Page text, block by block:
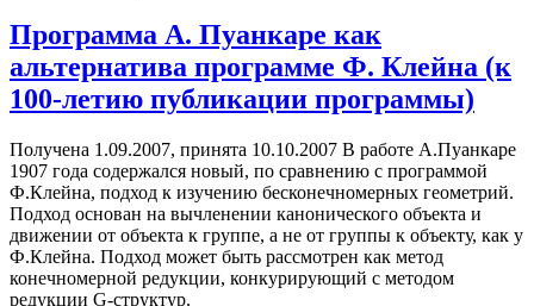
Программа А. Пуанкаре как
альтернатива программе Ф. Клейна (к
100-летию публикации программы)
Получена 1.09.2007, принята 10.10.2007 В работе А.Пуанкаре
1907 года содержался новый, по сравнению с программой
Ф.Клейна, подход к изучению бесконечномерных геометрий.
Подход основан на вычленении канонического объекта и
движении от объекта к группе, а не от группы к объекту, как у
Ф.Клейна. Подход может быть рассмотрен как метод
конечномерной редукции, конкурирующий с методом
редукции G-структур.